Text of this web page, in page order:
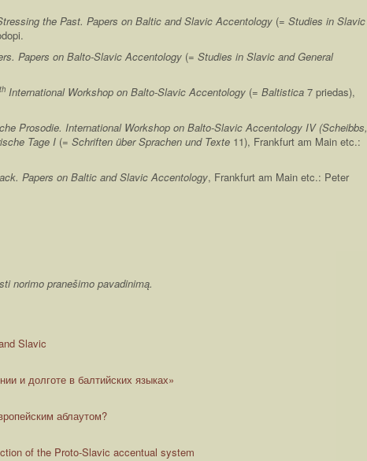
the Past. Papers on Baltic and Slavic Accentology (= Studies in Slavic
Papers on Balto-Slavic Accentology (= Studies in Slavic and General
th International Workshop on Balto-Slavic Accentology (= Baltistica 7 priedas),
Prosodie. International Workshop on Balto-Slavic Accentology IV (Scheibbs,
Tage I (= Schriften über Sprachen und Texte 11), Frankfurt am Main etc.:
Papers on Baltic and Slavic Accentology, Frankfurt am Main etc.: Peter
norimo pranešimo pavadinimą.
Slavic
и долготе в балтийских языках»
аблаутом?
of the Proto-Slavic accentual system